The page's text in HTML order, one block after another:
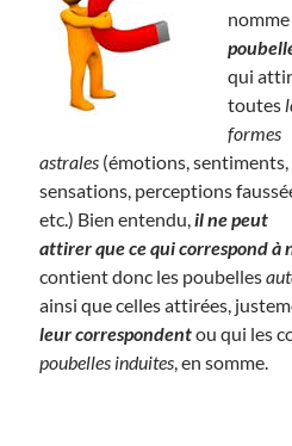
qui
toutes
formes
astrales (émotions, sentiments,
sensations, perceptions
etc.) Bien entendu,il ne peut
attirer que ce qui correspond à
contient donc les poubelles
ainsi que celles attirées,
leur correspondentou qui les
poubelles induites, en somme.